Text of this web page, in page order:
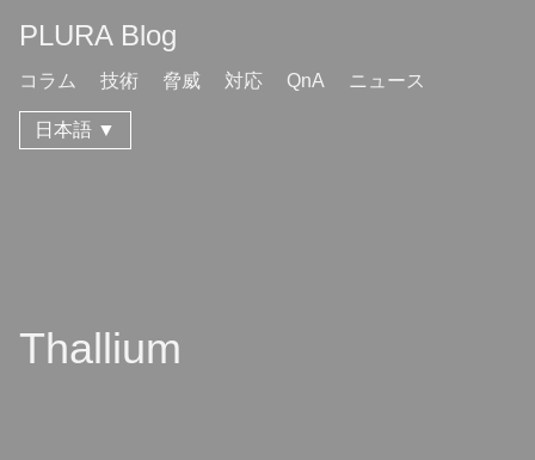
PLURA Blog
コラム 技術 脅威 対応 QnA ニュース
日本語 ▼
Thallium